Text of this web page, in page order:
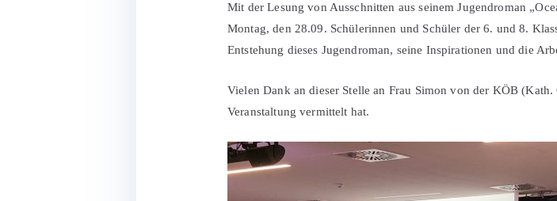
Mit der Lesung von Ausschnitten aus seinem Jugendroman
Montag, den 28.09. Schülerinnen und Schüler der 6. und 8.
Entstehung dieses Jugendroman, seine Inspirationen und die
Vielen Dank an dieser Stelle an Frau Simon von der KÖB
Veranstaltung vermittelt hat.